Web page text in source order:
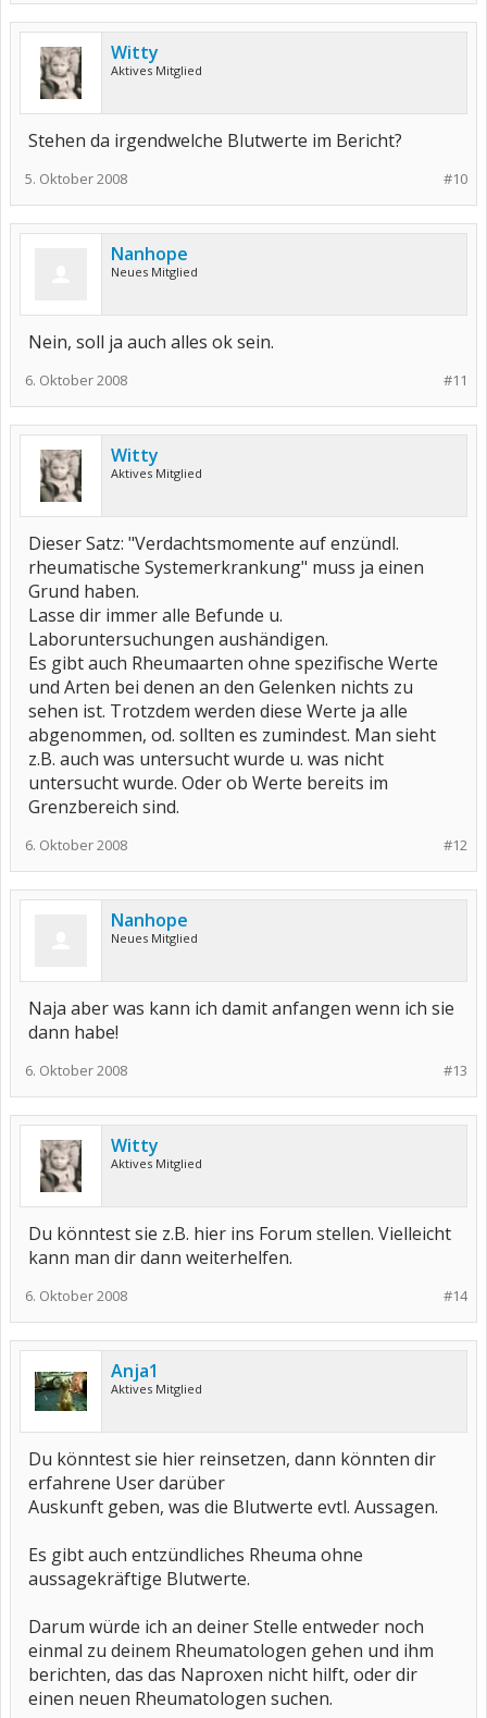
Witty
Aktives Mitglied
Stehen da irgendwelche Blutwerte im Bericht?
#10
5. Oktober 2008
Nanhope
Neues Mitglied
Nein, soll ja auch alles ok sein.
#11
6. Oktober 2008
Witty
Aktives Mitglied
Dieser Satz: "Verdachtsmomente auf enzündl.
rheumatische Systemerkrankung" muss ja einen
Grund haben.
Lasse dir immer alle Befunde u.
Laboruntersuchungen aushändigen.
Es gibt auch Rheumaarten ohne spezifische Werte
und Arten bei denen an den Gelenken nichts zu
sehen ist. Trotzdem werden diese Werte ja alle
abgenommen, od. sollten es zumindest. Man sieht
z.B. auch was untersucht wurde u. was nicht
untersucht wurde. Oder ob Werte bereits im
Grenzbereich sind.
#12
6. Oktober 2008
Nanhope
Neues Mitglied
Naja aber was kann ich damit anfangen wenn ich sie
dann habe!
#13
6. Oktober 2008
Witty
Aktives Mitglied
Du könntest sie z.B. hier ins Forum stellen. Vielleicht
kann man dir dann weiterhelfen.
#14
6. Oktober 2008
Anja1
Aktives Mitglied
Du könntest sie hier reinsetzen, dann könnten dir
erfahrene User darüber
Auskunft geben, was die Blutwerte evtl. Aussagen.
Es gibt auch entzündliches Rheuma ohne
aussagekräftige Blutwerte.
Darum würde ich an deiner Stelle entweder noch
einmal zu deinem Rheumatologen gehen und ihm
berichten, das das Naproxen nicht hilft, oder dir
einen neuen Rheumatologen suchen.